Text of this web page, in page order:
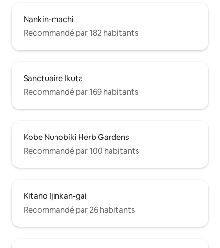
Nankin-machi
Recommandé par 182 habitants
Sanctuaire Ikuta
Recommandé par 169 habitants
Kobe Nunobiki Herb Gardens
Recommandé par 100 habitants
Kitano Ijinkan-gai
Recommandé par 26 habitants